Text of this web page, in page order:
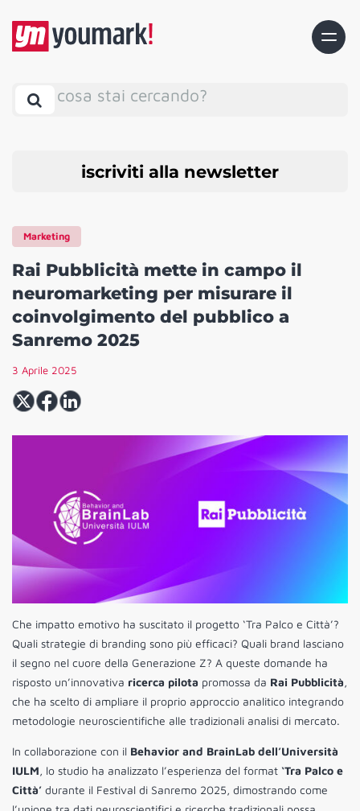
cosa stai cercando?
iscriviti alla newsletter
Marketing
Rai Pubblicità mette in campo il
neuromarketing per misurare il
coinvolgimento del pubblico a
Sanremo 2025
3 Aprile 2025
Che impatto emotivo ha suscitato il progetto ‘Tra Palco e Città’?
Quali strategie di branding sono più efficaci? Quali brand lasciano
il segno nel cuore della Generazione Z? A queste domande ha
risposto un’innovativa ricerca pilota promossa da Rai Pubblicità,
che ha scelto di ampliare il proprio approccio analitico integrando
metodologie neuroscientifiche alle tradizionali analisi di mercato.
In collaborazione con il Behavior and BrainLab dell’Università
IULM, lo studio ha analizzato l’esperienza del format ‘Tra Palco e
Città’ durante il Festival di Sanremo 2025, dimostrando come